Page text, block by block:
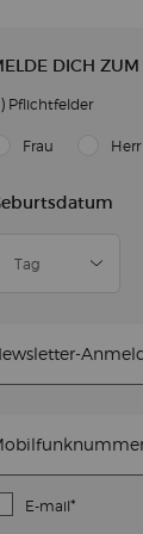
DICH
Pflichtfelder
Frau Herr
E-mail*